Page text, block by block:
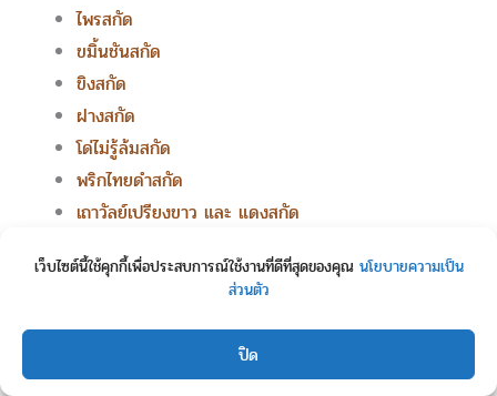
เว็บไซต์นี้ใช้คุกกี้เพื่อประสบการณ์ใช้งานที่ดีที่สุดของคุณ นโยบายความเป็น
ส่วนตัว
ปิด
ไพรสกัด
ขมิ้นชันสกัด
ขิงสกัด
ฝางสกัด
โด่ไม่รู้ล้มสกัด
พริกไทยดำสกัด
เถาวัลย์เปรียงขาว และ แดงสกัด
โดยไมรอทนาโนสเปรย์ สามารถซึมเข้าสู่ผิวชั้นลึก
ได้ง่าย ผ่านการวิจัยและการตรวจสอบ
ประสิทธิภาพมาเรียบร้อยแล้ว เมื่อเปรียบเทียบกับ
ยาแผนปัจจุบัน Diclofenac แล้วพบว่า